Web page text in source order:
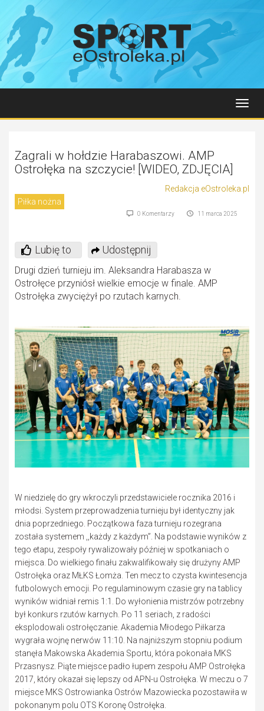
Zagrali w hołdzie Harabaszowi. AMP
Ostrołęka na szczycie! [WIDEO, ZDJĘCIA]
Redakcja eOstroleka.pl
Piłka nożna
11 marca 2025
0 Komentarzy
Lubię to Udostępnij
Drugi dzień turnieju im. Aleksandra Harabasza w
Ostrołęce przyniósł wielkie emocje w finale. AMP
Ostrołęka zwyciężył po rzutach karnych.
W niedzielę do gry wkroczyli przedstawiciele rocznika 2016 i
młodsi. System przeprowadzenia turnieju był identyczny jak
dnia poprzedniego. Początkowa faza turnieju rozegrana
została systemem ,,każdy z każdym”. Na podstawie wyników z
tego etapu, zespoły rywalizowały później w spotkaniach o
miejsca. Do wielkiego finału zakwalifikowały się drużyny AMP
Ostrołęka oraz MŁKS Łomża. Ten mecz to czysta kwintesencja
futbolowych emocji. Po regulaminowym czasie gry na tablicy
wyników widniał remis 1:1. Do wyłonienia mistrzów potrzebny
był konkurs rzutów karnych. Po 11 seriach, z radości
eksplodowali ostrołęczanie. Akademia Młodego Piłkarza
wygrała wojnę nerwów 11:10. Na najniższym stopniu podium
stanęła Makowska Akademia Sportu, która pokonała MKS
Przasnysz. Piąte miejsce padło łupem zespołu AMP Ostrołęka
2017, który okazał się lepszy od APN-u Ostrołęka. W meczu o 7
miejsce MKS Ostrowianka Ostrów Mazowiecka pozostawiła w
pokonanym polu OTS Koronę Ostrołęka.